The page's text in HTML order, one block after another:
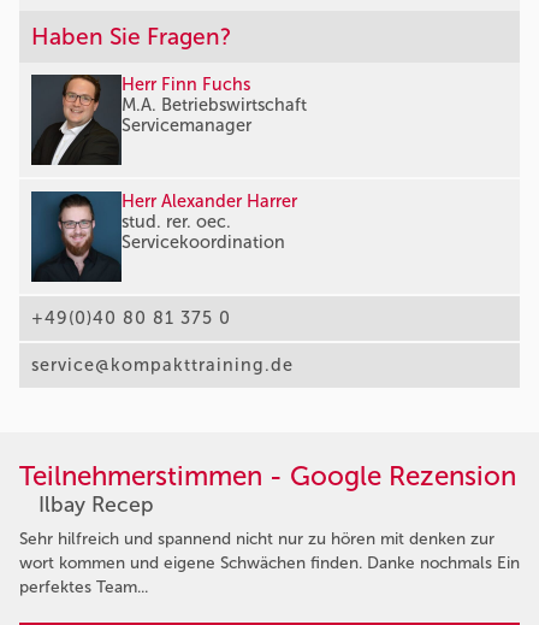
Haben Sie Fragen?
Herr Finn Fuchs
M.A. Betriebswirtschaft
Servicemanager
Herr Alexander Harrer
stud. rer. oec.
Servicekoordination
+49(0)40 80 81 375 0
service@kompakttraining.de
Teilnehmerstimmen - Google Rezension
Ilbay Recep
Sehr hilfreich und spannend nicht nur zu hören mit denken zur
wort kommen und eigene Schwächen finden. Danke nochmals Ein
perfektes Team...